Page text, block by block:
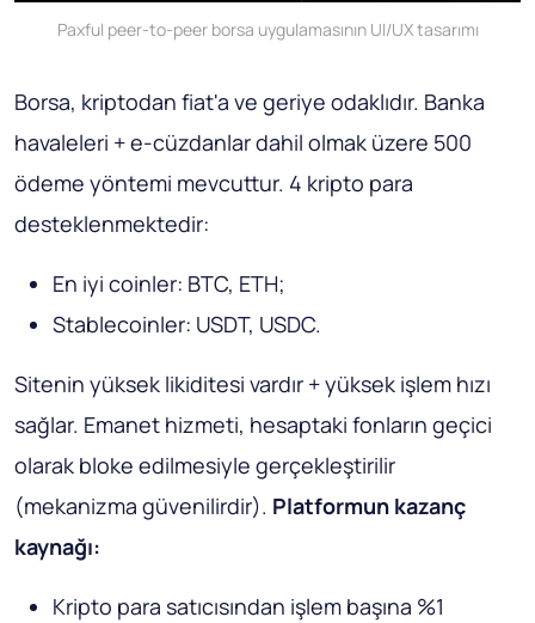
Paxful peer-to-peer borsa uygulamasının UI/UX tasarımı
Borsa, kriptodan fiat'a ve geriye odaklıdır. Banka
havaleleri + e-cüzdanlar dahil olmak üzere 500
ödeme yöntemi mevcuttur. 4 kripto para
desteklenmektedir:
En iyi coinler: BTC, ETH;
Stablecoinler: USDT, USDC.
Sitenin yüksek likiditesi vardır + yüksek işlem hızı
sağlar. Emanet hizmeti, hesaptaki fonların geçici
olarak bloke edilmesiyle gerçekleştirilir
(mekanizma güvenilirdir). Platformun kazanç
kaynağı:
Kripto para satıcısından işlem başına %1